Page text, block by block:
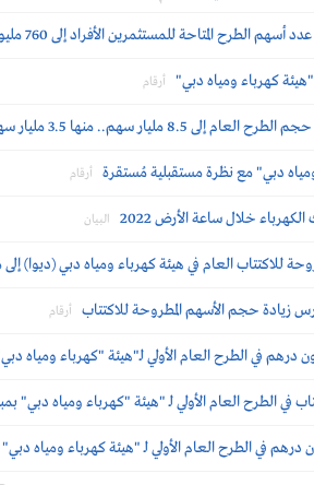
الطرح المتاحة للمستثمرين الأفراد إلى 760 مليون سهم
"هيئة كهرباء ومياه دبي" أرقام
3.5 مليار سهم لمستثمرين استراتجيين
دبي" مع نظرة مستقبلية مُستقرة أرقام
البيان
العام في هيئة كهرباء ومياه دبي (ديوا) إلى ما بين
زيادة حجم الأسهم المطروحة للاكتتاب أرقام
العام الأولي لـ "هيئة "كهرباء ومياه دبي" بمبلغ 367 مليون